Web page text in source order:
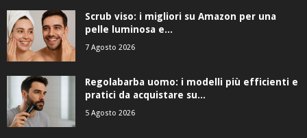
Scrub viso: i migliori su Amazon per una
pelle luminosa e...
7 Agosto 2026
Regolabarba uomo: i modelli più efficienti e
pratici da acquistare su...
5 Agosto 2026